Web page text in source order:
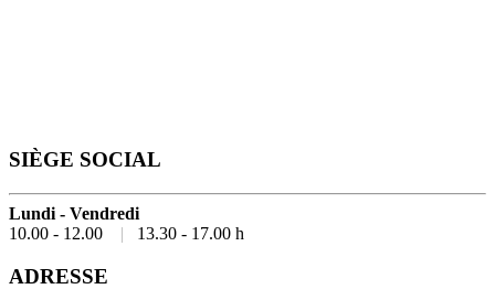
SIÈGE SOCIAL
Lundi - Vendredi
10.00 - 12.00
| 13.30 - 17.00 h
ADRESSE